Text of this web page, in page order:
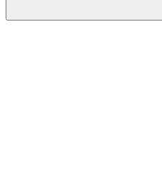
Buscar